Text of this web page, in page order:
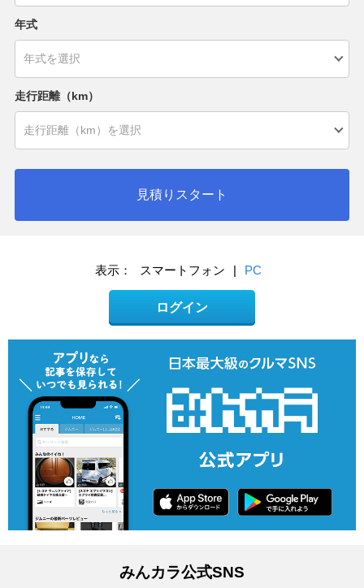
年式
走行距離（km）
見積りスタート
表示： スマートフォン | PC
ログイン
みんカラ公式SNS